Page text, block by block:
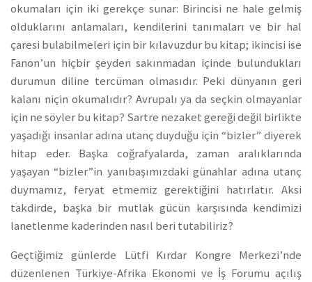
okumaları için iki gerekçe sunar: Birincisi ne hale gelmiş
olduklarını anlamaları, kendilerini tanımaları ve bir hal
çaresi bulabilmeleri için bir kılavuzdur bu kitap; ikincisi ise
Fanon’un hiçbir şeyden sakınmadan içinde bulundukları
durumun diline tercüman olmasıdır. Peki dünyanın geri
kalanı niçin okumalıdır? Avrupalı ya da seçkin olmayanlar
için ne söyler bu kitap? Sartre nezaket gereği değil birlikte
yaşadığı insanlar adına utanç duyduğu için “bizler” diyerek
hitap eder. Başka coğrafyalarda, zaman aralıklarında
yaşayan “bizler”in yanıbaşımızdaki günahlar adına utanç
duymamız, feryat etmemiz gerektiğini hatırlatır. Aksi
takdirde, başka bir mutlak gücün karşısında kendimizi
lanetlenme kaderinden nasıl beri tutabiliriz?
Geçtiğimiz günlerde Lütfi Kırdar Kongre Merkezi’nde
düzenlenen Türkiye-Afrika Ekonomi ve İş Forumu açılış